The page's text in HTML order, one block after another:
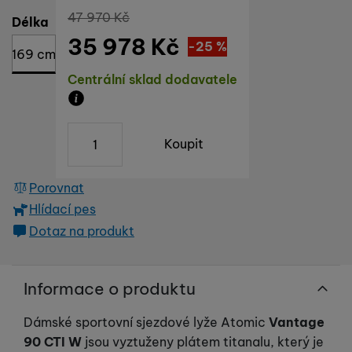
Vyberte variantu
Délka
169 cm
Dostupnost
Centrální sklad dodavatele
Původní cena
47 970Kč
Sleva
11 992
(
-25 %
35 978 Kč
Koupit
Porovnat
Hlídací pes
Dotaz na produkt
Informace o produktu
Dámské sportovní sjezdové lyže Atomic Vantage
90 CTI W jsou vyztuženy plátem titanalu, který je